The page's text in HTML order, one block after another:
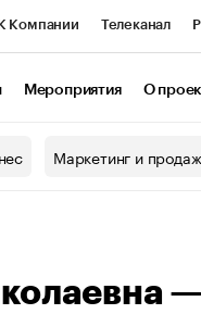
Компании Телеканал
Мероприятия О
Маркетинг и